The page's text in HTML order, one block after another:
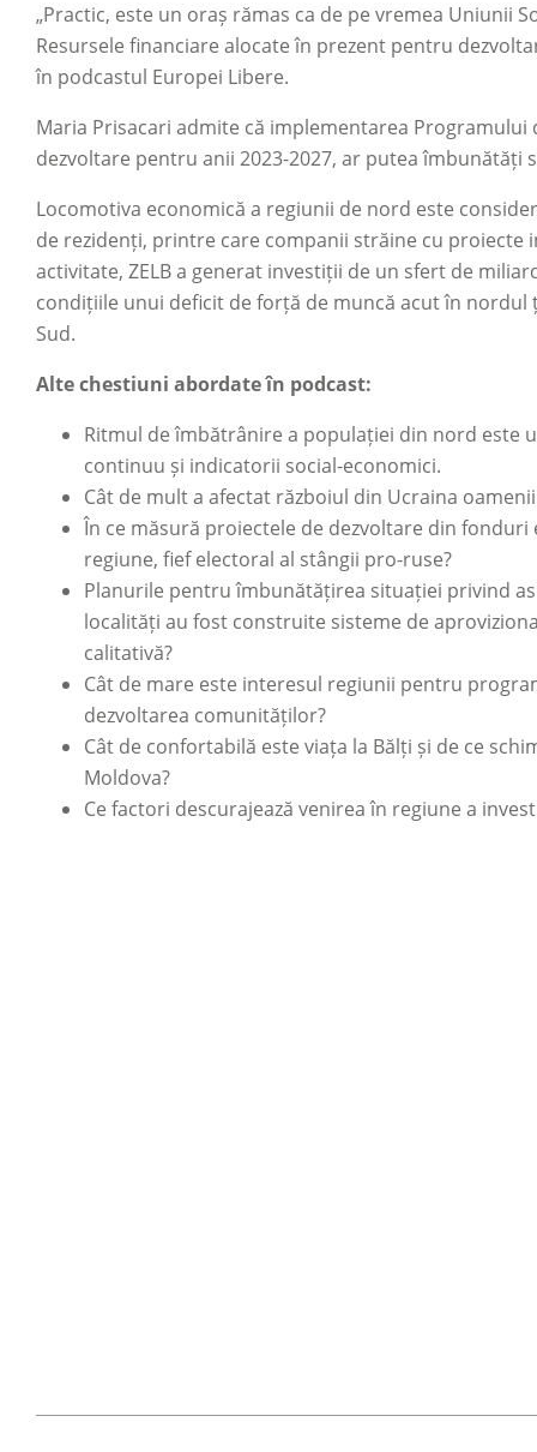
„Practic, este un oraș rămas ca de pe vremea Uniunii
Resursele financiare alocate în prezent pentru
în podcastul Europei Libere.
Maria Prisacari admite că implementarea
dezvoltare pentru anii 2023-2027, ar putea îmbunătăți
Locomotiva economică a regiunii de nord este
de rezidenți, printre care companii străine cu proiecte
activitate, ZELB a generat investiții de un sfert de
condițiile unui deficit de forță de muncă acut în nordul
Sud.
Alte chestiuni abordate în podcast:
Ritmul de îmbătrânire a populației din nord este
continuu și indicatorii social-economici.
Cât de mult a afectat războiul din Ucraina
În ce măsură proiectele de dezvoltare din
regiune, fief electoral al stângii pro-ruse?
Planurile pentru îmbunătățirea situației privind
localități au fost construite sisteme de
calitativă?
Cât de mare este interesul regiunii pentru
dezvoltarea comunităților?
Cât de confortabilă este viața la Bălți și de ce
Moldova?
Ce factori descurajează venirea în regiune a